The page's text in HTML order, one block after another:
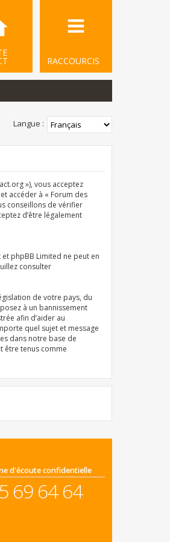
RACCOURCIS
Langue :
»), vous acceptez
accéder à « Forum des
conseillons de vérifier
d’être légalement
phpBB Limited ne peut en
consulter
de votre pays, du
à un bannissement
afin d’aider au
quel sujet et message
dans notre base de
être tenus comme
d'écoute confidentielle
69 64 64